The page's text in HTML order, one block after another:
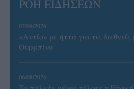
ΡΟΗ ΕΙΔΗΣΕΩΝ
07/08/2026
«Αντίο» με ήττα για τις
Ουρμπίνο
06/08/2026